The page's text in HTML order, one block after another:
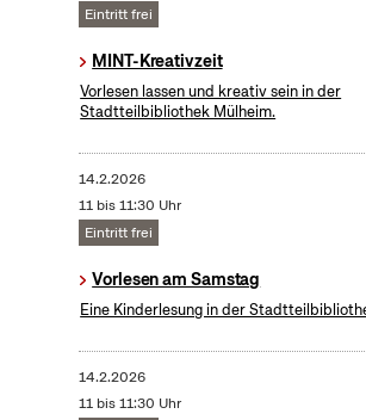
Eintritt frei
MINT-Kreativzeit
Vorlesen lassen und kreativ sein in der
Stadtteilbibliothek Mülheim.
14.2.2026
11 bis 11:30 Uhr
Eintritt frei
Vorlesen am Samstag
Eine Kinderlesung in der
14.2.2026
11 bis 11:30 Uhr